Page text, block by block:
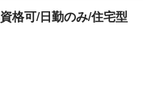
格可/日勤のみ/住宅型